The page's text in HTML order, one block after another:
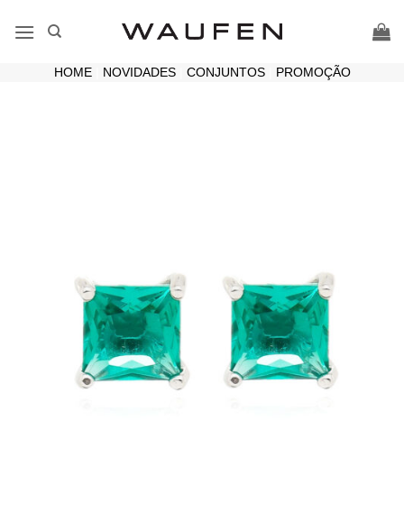
HOME| NOVIDADES| CONJUNTOS| PROMOÇÃO